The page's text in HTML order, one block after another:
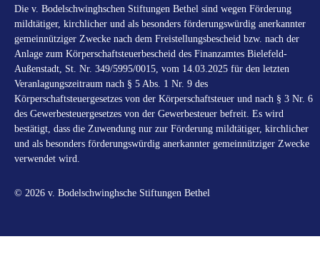
Die v. Bodelschwinghschen Stiftungen Bethel sind wegen Förderung
mildtätiger, kirchlicher und als besonders förderungswürdig anerkannter
gemeinnütziger Zwecke nach dem Freistellungsbescheid bzw. nach der
Anlage zum Körperschaftsteuerbescheid des Finanzamtes Bielefeld-
Außenstadt, St. Nr. 349/5995/0015, vom 14.03.2025 für den letzten
Veranlagungszeitraum nach § 5 Abs. 1 Nr. 9 des
Körperschaftsteuergesetzes von der Körperschaftsteuer und nach § 3 Nr. 6
des Gewerbesteuergesetzes von der Gewerbesteuer befreit. Es wird
bestätigt, dass die Zuwendung nur zur Förderung mildtätiger, kirchlicher
und als besonders förderungswürdig anerkannter gemeinnütziger Zwecke
verwendet wird.
© 2026 v. Bodelschwinghsche Stiftungen Bethel